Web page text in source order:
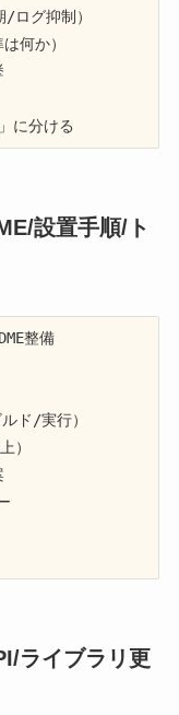
グ抑制）
何か）
に分ける
設置手順/ト
整備
ド/実行）
）
ライブラリ更